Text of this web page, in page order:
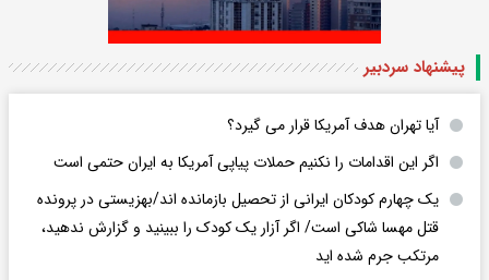
پیشنهاد سردبیر
آیا تهران هدف آمریکا قرار می گیرد؟
اگر این اقدامات را نکنیم حملات پیاپی آمریکا به ایران حتمی است
یک چهارم کودکان ایرانی از تحصیل بازمانده اند/بهزیستی در پرونده
قتل مهسا شاکی است/ اگر آزار یک کودک را ببینید و گزارش ندهید،
مرتکب جرم شده اید